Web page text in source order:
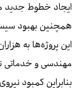
ایجاد خطوط جدید
همچنین بهبود
این پروژه‌ها به
مهندسی و خدماتی
بنابراین کمبود